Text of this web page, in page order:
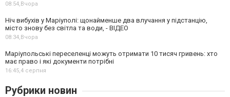
08:54,Вчора
Ніч вибухів у Маріуполі: щонайменше два влучання у підстанцію,
місто знову без світла та води, - ВІДЕО
08:34,Вчора
Маріупольські переселенці можуть отримати 10 тисяч гривень: хто
має право і які документи потрібні
16:45,4 серпня
Рубрики новин